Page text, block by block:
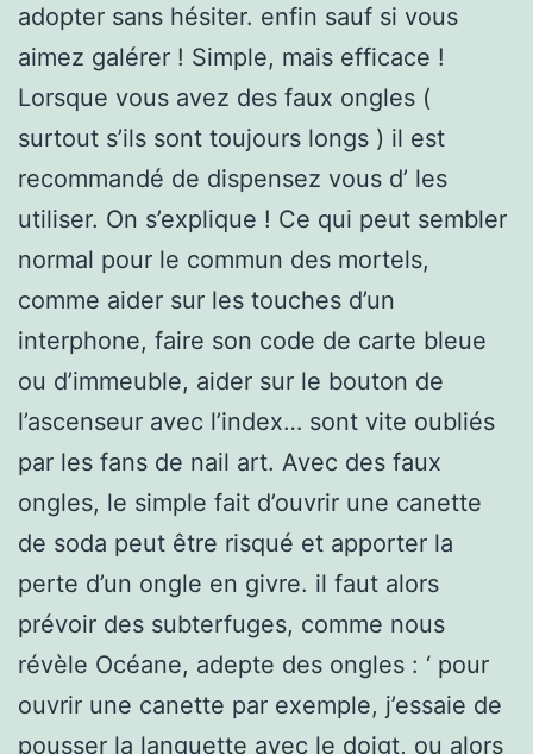
adopter sans hésiter. enfin sauf si vous
aimez galérer ! Simple, mais efficace !
Lorsque vous avez des faux ongles (
surtout s’ils sont toujours longs ) il est
recommandé de dispensez vous d’ les
utiliser. On s’explique ! Ce qui peut sembler
normal pour le commun des mortels,
comme aider sur les touches d’un
interphone, faire son code de carte bleue
ou d’immeuble, aider sur le bouton de
l’ascenseur avec l’index… sont vite oubliés
par les fans de nail art. Avec des faux
ongles, le simple fait d’ouvrir une canette
de soda peut être risqué et apporter la
perte d’un ongle en givre. il faut alors
prévoir des subterfuges, comme nous
révèle Océane, adepte des ongles : ‘ pour
ouvrir une canette par exemple, j’essaie de
pousser la languette avec le doigt, ou alors